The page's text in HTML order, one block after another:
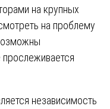
на крупных
на проблему
независимость